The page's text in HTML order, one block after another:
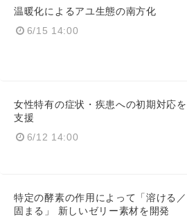
温暖化によるアユ生態の南方化
6/15 14:00
女性特有の症状・疾患への初期対応を
支援
6/12 14:00
特定の酵素の作用によって「溶ける／
固まる」 新しいゼリー素材を開発